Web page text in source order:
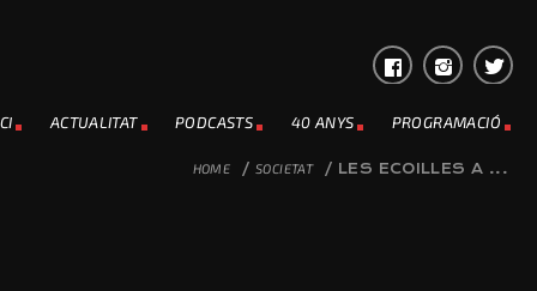
ACTUALITAT PODCASTS 40 ANYS PROGRAMACIÓ
HOME / SOCIETAT / LES ECOILLES A ...